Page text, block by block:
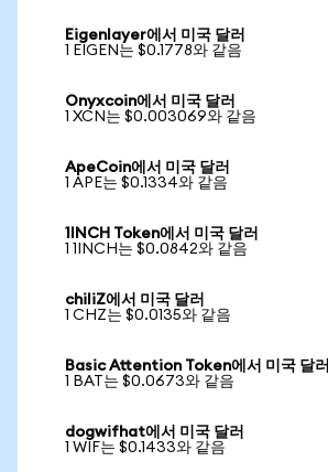
Eigenlayer에서 미국 달러
1 EIGEN는 $0.1778와 같음
Onyxcoin에서 미국 달러
1 XCN는 $0.003069와 같음
ApeCoin에서 미국 달러
1 APE는 $0.1334와 같음
1INCH Token에서 미국 달러
1 1INCH는 $0.0842와 같음
chiliZ에서 미국 달러
1 CHZ는 $0.0135와 같음
Basic Attention Token에서 미국 달러
1 BAT는 $0.0673와 같음
dogwifhat에서 미국 달러
1 WIF는 $0.1433와 같음